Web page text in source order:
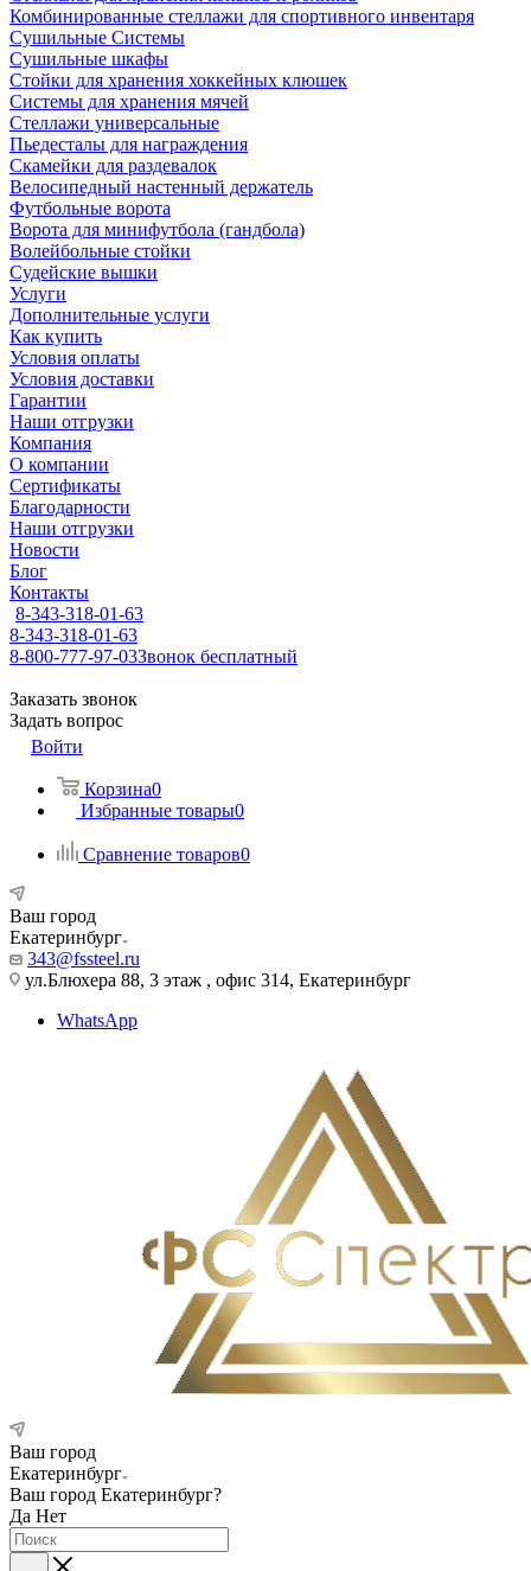
Комбинированные стеллажи для спортивного инвентаря
Сушильные Системы
Сушильные шкафы
Стойки для хранения хоккейных клюшек
Системы для хранения мячей
Стеллажи универсальные
Пьедесталы для награждения
Скамейки для раздевалок
Велосипедный настенный держатель
Футбольные ворота
Ворота для минифутбола (гандбола)
Волейбольные стойки
Судейские вышки
Услуги
Дополнительные услуги
Как купить
Условия оплаты
Условия доставки
Гарантии
Наши отгрузки
Компания
О компании
Сертификаты
Благодарности
Наши отгрузки
Новости
Блог
Контакты
8-343-318-01-63
8-343-318-01-63
8-800-777-97-03Звонок бесплатный
Заказать звонок
Задать вопрос
Войти
Корзина0
Избранные товары0
Сравнение товаров0
Ваш город
Екатеринбург
343@fssteel.ru
ул.Блюхера 88, 3 этаж , офис 314, Екатеринбург
WhatsApp
Ваш город
Екатеринбург
Ваш город Екатеринбург?
Да Нет